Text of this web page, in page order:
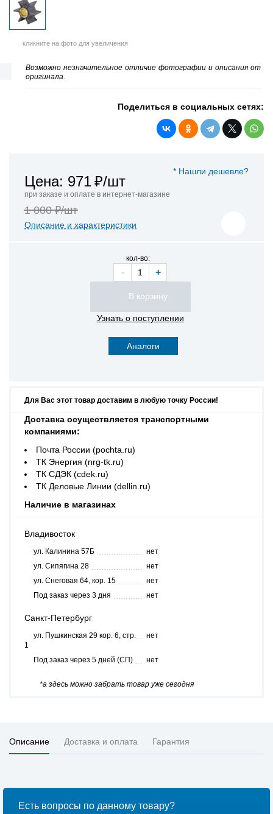
кликните на фото для увеличения
Возможно незначительное отличие фотографии и описания от
оригинала.
Поделиться в социальных сетях:
* Нашли дешевле?
Цена: 971₽/шт
при заказе и оплате в интернет-магазине
1 000 ₽/шт
Описание и характеристики
кол-во:
- +
Узнать о поступлении
Аналоги
Для Вас этот товар доставим в любую точку России!
Доставка осуществляется транспортными
компаниями:
Почта России (pochta.ru)
ТК Энергия (nrg-tk.ru)
ТК СДЭК (cdek.ru)
ТК Деловые Линии (dellin.ru)
Наличие в магазинах
Владивосток
ул. Калинина 57Б
нет
ул. Сипягина 28
нет
ул. Снеговая 64, кор. 15
нет
Под заказ через 3 дня
нет
Санкт-Петербург
ул. Пушкинская 29 кор. 6, стр.
1
нет
Под заказ через 5 дней (СП) нет
*а здесь можно забрать товар уже сегодня
Описание Доставка и оплата Гарантия
Есть вопросы по данному товару?